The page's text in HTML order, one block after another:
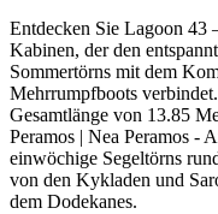
Entdecken Sie Lagoon 43
Kabinen, der den
Sommertörns mit dem
Mehrrumpfboots
Gesamtlänge von 13.85
Peramos | Nea Peramos -
einwöchige Segeltörns
von den Kykladen und
dem Dodekanes.